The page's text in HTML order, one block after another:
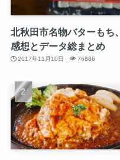
北秋田市名物バターもち
感想とデータ総まとめ
2017年11月10日 76886